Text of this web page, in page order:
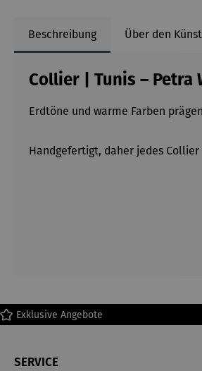
Beschreibung Über den
Collier | Tunis – Petra
Erdtöne und warme Farben
Handgefertigt, daher jedes
Exklusive Angebote
SERVICE